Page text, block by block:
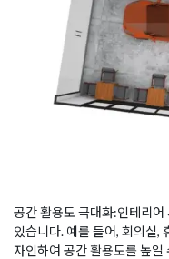
공간 활용도 극대화:인테리
있습니다. 예를 들어, 회의실,
자인하여 공간 활용도를 높일